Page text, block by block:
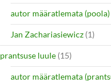
autor määratlemata (poola)
Jan Zachariasiewicz (1)
prantsuse luule (15)
autor määratlemata